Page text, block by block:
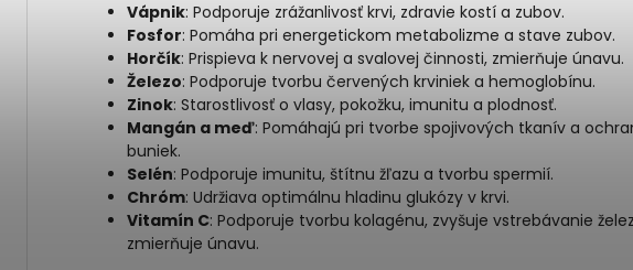
Vápnik: Podporuje zrážanlivosť krvi, zdravie kostí a zubov.
Fosfor: Pomáha pri energetickom metabolizme a stave zubov.
Horčík: Prispieva k nervovej a svalovej činnosti, zmierňuje únavu.
Železo: Podporuje tvorbu červených krviniek a hemoglobínu.
Zinok: Starostlivosť o vlasy, pokožku, imunitu a plodnosť.
Mangán a meď: Pomáhajú pri tvorbe spojivových tkanív a
buniek.
Selén: Podporuje imunitu, štítnu žľazu a tvorbu spermií.
Chróm: Udržiava optimálnu hladinu glukózy v krvi.
Vitamín C: Podporuje tvorbu kolagénu, zvyšuje vstrebávanie
zmierňuje únavu.